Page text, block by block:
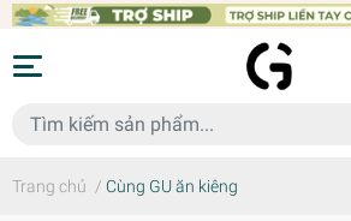
Trang chủ / Cùng GU ăn kiêng